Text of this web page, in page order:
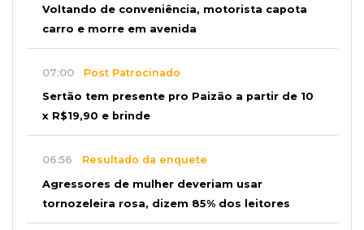
Voltando de conveniência, motorista capota
carro e morre em avenida
07:00 Post Patrocinado
Sertão tem presente pro Paizão a partir de 10
x R$19,90 e brinde
06:56 Resultado da enquete
Agressores de mulher deveriam usar
tornozeleira rosa, dizem 85% dos leitores